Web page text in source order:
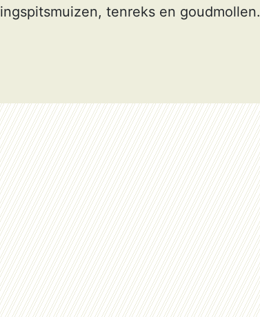
tenreks en goudmollen.